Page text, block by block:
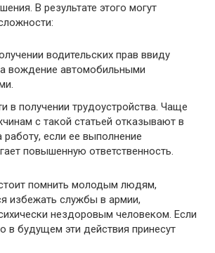
В результате этого могут
водительских прав ввиду
вождение автомобильными
в получении трудоустройства. Чаще
с такой статьей отказывают в
работу, если ее выполнение
повышенную ответственность.
помнить молодым людям,
избежать службы в армии,
нездоровым человеком. Если
в будущем эти действия принесут